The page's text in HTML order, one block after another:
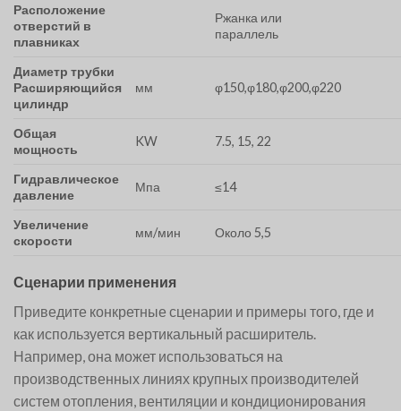
Расположение
отверстий в
плавниках
Ржанка или
параллель
Диаметр трубки
Расширяющийся
цилиндр
мм φ150,φ180,φ200,φ220
Общая
мощность
KW 7.5, 15, 22
Гидравлическое
давление
Мпа ≤14
Увеличение
скорости
мм/мин Около 5,5
Сценарии применения
Приведите конкретные сценарии и примеры того, где и
как используется вертикальный расширитель.
Например, она может использоваться на
производственных линиях крупных производителей
систем отопления, вентиляции и кондиционирования